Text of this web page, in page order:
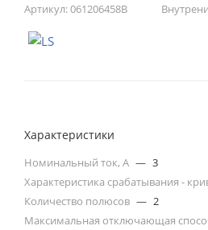
Артикул:061206458B
Характеристики
Номинальный ток, А — 3
Характеристика срабатывания -
Количество полюсов — 2
Максимальная отключающая